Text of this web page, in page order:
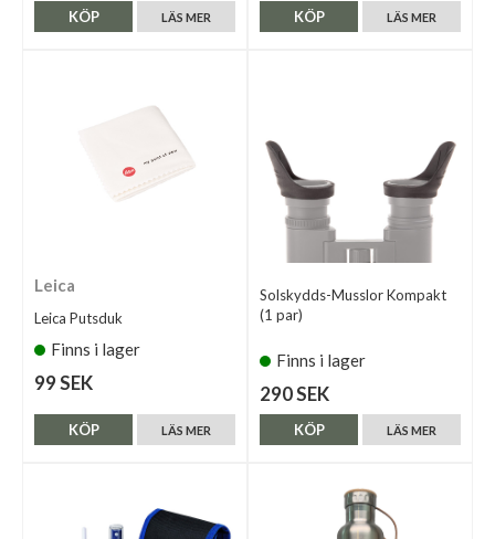
LÄS MER
KÖP LÄS MER
KÖP
Leica
Leica Putsduk
Finns i lager
99 SEK
LÄS MER
KÖP
Solskydds-Musslor Kompakt
(1 par)
Finns i lager
290 SEK
LÄS MER
KÖP